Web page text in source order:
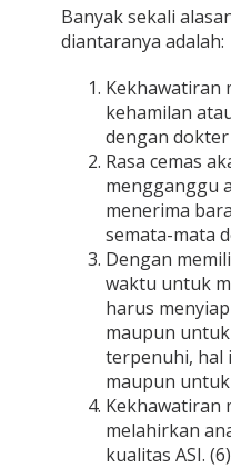
Banyak sekali
diantaranya adalah:
Kekhawatiran
kehamilan
dengan
Rasa cemas
mengganggu
menerima
semata-mata
Dengan
waktu untuk
harus
maupun
terpenuhi, hal
maupun
Kekhawatiran
melahirkan
kualitas ASI. (6)